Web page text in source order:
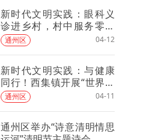
新时代文明实践：眼科义
诊进乡村，村中服务零距
离通州区 04-12
新时代文明实践：与健康
同行！西集镇开展“世界卫
生日”主题活动
通州区 04-11
通州区举办“诗意清明情思